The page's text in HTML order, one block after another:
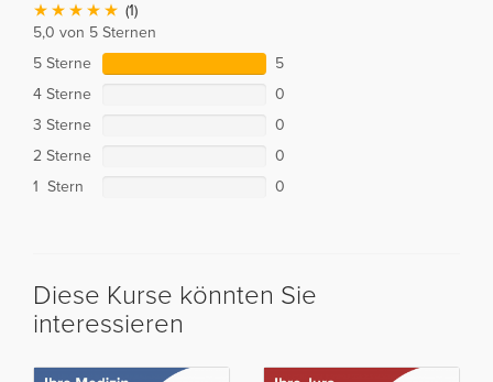
(1)
5,0 von 5 Sternen
5 Sterne
5
4 Sterne
0
3 Sterne
0
2 Sterne
0
1 Stern
0
Diese Kurse könnten Sie
interessieren